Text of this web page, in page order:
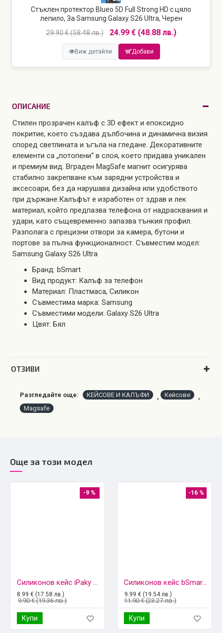
Стъклен протектор Blueo 5D Full Strong HD с цяло
лепило, За Samsung Galaxy S26 Ultra, Черен
29.90 € (58.48 лв.)
24.99 € (48.88 лв.)
Виж детайли Добави
ОПИСАНИЕ
Стилен прозрачен калъф с 3D ефект и епоксидно
покритие, което създава дълбочина и динамична визия
според светлината и ъгъла на гледане. Декоративните
елементи са „потопени“ в слоя, което придава уникален
и премиум вид. Вграден MagSafe магнит осигурява
стабилно закрепване към зарядни устройства и
аксесоари, без да нарушава дизайна или удобството
при държане.Калъфът е изработен от здрав и лек
материал, който предпазва телефона от надрасквания и
удари, като същевременно запазва тънкия профил.
Разполага с прецизни отвори за камера, бутони и
портове за пълна функционалност. Съвместим модел:
Samsung Galaxy S26 Ultra
Бранд: bSmart
Вид продукт: Калъф за телефон
Материал: Пластмаса, Силикон
Съвместима марка: Samsung
Съвместими модели: Galaxy S26 Ultra
Цвят: Бял
OТЗИВИ
Разгледайте още: КЕЙСОВЕ И КАЛЪФИ , Кейсове
,
Magsafe
Още за този модел
-9 %
Силиконов кейс iPaky матиран, За Samsung Galaxy S26 Ultra, Черен
8.99 € (17.58 лв.)
9.90 € (19.36 лв.)
Купи
-16 %
Силиконов кейс bSmart Silicone Soft Cover, За Samsung Galaxy S26 Ultra, Черен
9.99 € (19.54 лв.)
11.90 € (23.27 лв.)
Купи